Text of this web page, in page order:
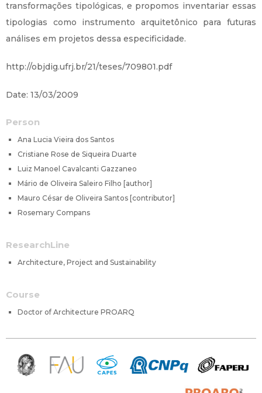
transformações tipológicas, e propomos inventariar essas
tipologias como instrumento arquitetônico para futuras
análises em projetos dessa especificidade.
http://objdig.ufrj.br/21/teses/709801.pdf
Date: 13/03/2009
Person
Ana Lucia Vieira dos Santos
Cristiane Rose de Siqueira Duarte
Luiz Manoel Cavalcanti Gazzaneo
Mário de Oliveira Saleiro Filho [author]
Mauro César de Oliveira Santos [contributor]
Rosemary Compans
ResearchLine
Architecture, Project and Sustainability
Course
Doctor of Architecture PROARQ